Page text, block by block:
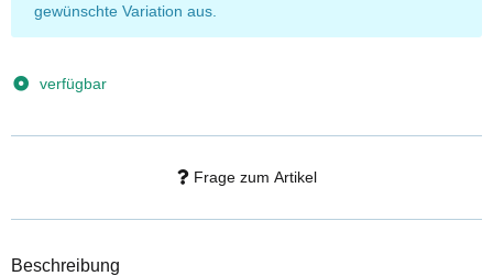
gewünschte Variation aus.
verfügbar
Frage zum Artikel
Beschreibung